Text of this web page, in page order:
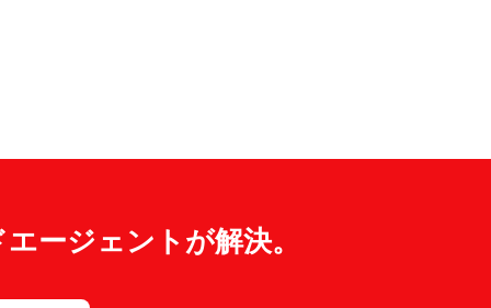
ージェントが解決。